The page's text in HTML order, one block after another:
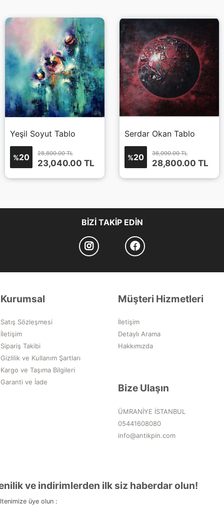
Yeşil Soyut Tablo
%20 28,800.00 TL
23,040.00 TL
Serdar Okan Tablo
%20 36,000.00 TL
28,800.00 TL
BIZI TAKIP EDIN
Kurumsal
Satış Sözleşmesi
İletişim
Sipariş Takibi
Gizlilik ve Kullanım Şartları
Kargo ve Taşıma Bilgileri
Garanti ve İade
Müşteri Hizmetleri
İletişim
Detaylı Arama
Hakkımızda
Bize Ulaşın
ÜMRANİYE İSTANBUL
05441608080
info@antikpin.com
ve indirimlerden ilk siz haberdar olun!
üye olun :